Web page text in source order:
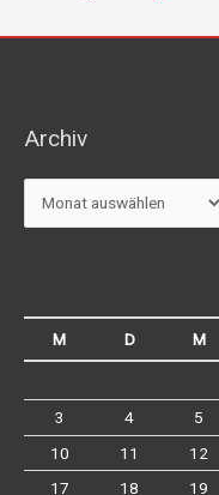
Archiv
Archiv
M D M
3
4 5
10
11 12
17
18 19